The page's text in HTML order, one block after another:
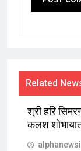
Related
श्री हरि
कलश